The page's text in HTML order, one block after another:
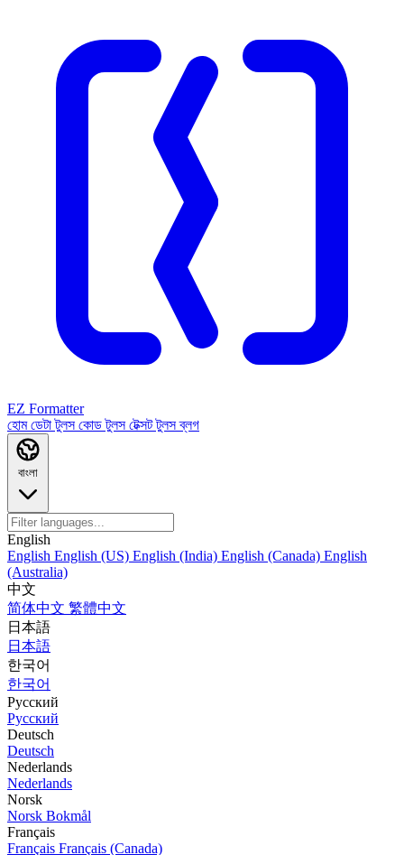
EZ Formatter
হোমডেটা টুলসকোড টুলসটেক্সট টুলসব্লগ
বাংলা
English
English English (US) English (India) English (Canada) English
(Australia)
中文
简体中文 繁體中文
日本語
日本語
한국어
한국어
Русский
Русский
Deutsch
Deutsch
Nederlands
Nederlands
Norsk
Norsk Bokmål
Français
Français Français (Canada)